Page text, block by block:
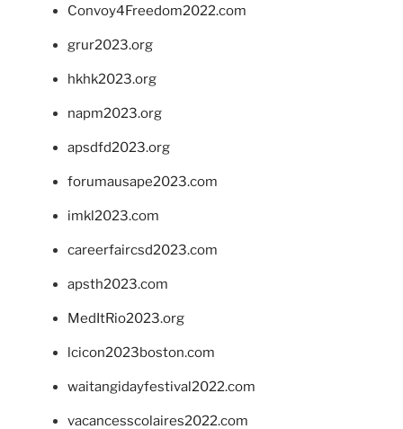
Convoy4Freedom2022.com
grur2023.org
hkhk2023.org
napm2023.org
apsdfd2023.org
forumausape2023.com
imkl2023.com
careerfaircsd2023.com
apsth2023.com
MedItRio2023.org
lcicon2023boston.com
waitangidayfestival2022.com
vacancesscolaires2022.com